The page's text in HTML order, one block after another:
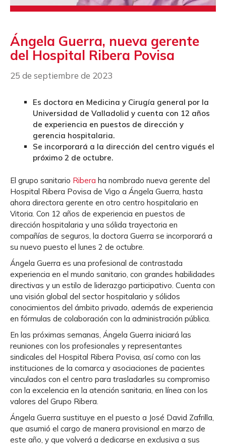
Ángela Guerra, nueva gerente
del Hospital Ribera Povisa
25 de septiembre de 2023
Es doctora en Medicina y Cirugía general por la
Universidad de Valladolid y cuenta con 12 años
de experiencia en puestos de dirección y
gerencia hospitalaria.
Se incorporará a la dirección del centro vigués el
próximo 2 de octubre.
El grupo sanitario Ribera ha nombrado nueva gerente del
Hospital Ribera Povisa de Vigo a Ángela Guerra, hasta
ahora directora gerente en otro centro hospitalario en
Vitoria. Con 12 años de experiencia en puestos de
dirección hospitalaria y una sólida trayectoria en
compañías de seguros, la doctora Guerra se incorporará a
su nuevo puesto el lunes 2 de octubre.
Ángela Guerra es una profesional de contrastada
experiencia en el mundo sanitario, con grandes habilidades
directivas y un estilo de liderazgo participativo. Cuenta con
una visión global del sector hospitalario y sólidos
conocimientos del ámbito privado, además de experiencia
en fórmulas de colaboración con la administración pública.
En las próximas semanas, Ángela Guerra iniciará las
reuniones con los profesionales y representantes
sindicales del Hospital Ribera Povisa, así como con las
instituciones de la comarca y asociaciones de pacientes
vinculados con el centro para trasladarles su compromiso
con la excelencia en la atención sanitaria, en línea con los
valores del Grupo Ribera.
Ángela Guerra sustituye en el puesto a José David Zafrilla,
que asumió el cargo de manera provisional en marzo de
este año, y que volverá a dedicarse en exclusiva a sus